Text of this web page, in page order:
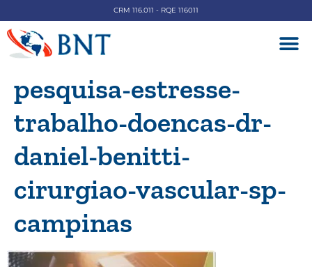
CRM 116.011 - RQE 116011
pesquisa-estresse-
trabalho-doencas-dr-
daniel-benitti-
cirurgiao-vascular-sp-
campinas